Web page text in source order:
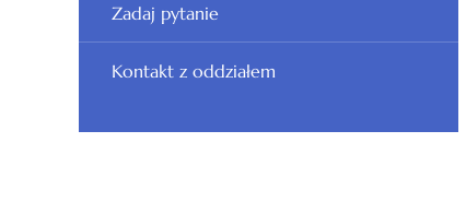
Zadaj pytanie
Kontakt z oddziałem